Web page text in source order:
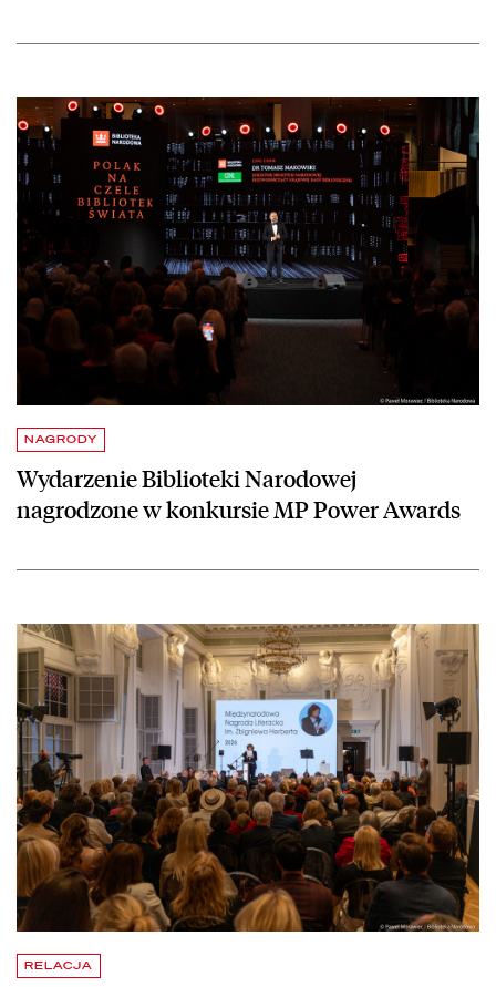
NAGRODY
Wydarzenie Biblioteki Narodowej
nagrodzone w konkursie MP Power Awards
czytaj więcej o Wydarzenie Biblioteki Narodowej nagrodzone w
RELACJA
czytaj więcej o Poezja przeciw zapomnieniu. Gala wręczenia